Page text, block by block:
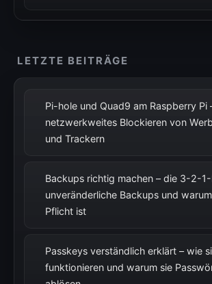
LETZTE BEITRÄGE
Pi-hole und Quad9 am Raspberry Pi
netzwerkweites Blockieren von
und Trackern
Backups richtig machen – die 3-2-1-
unveränderliche Backups und
Pflicht ist
Passkeys verständlich erklärt – wie
funktionieren und warum sie